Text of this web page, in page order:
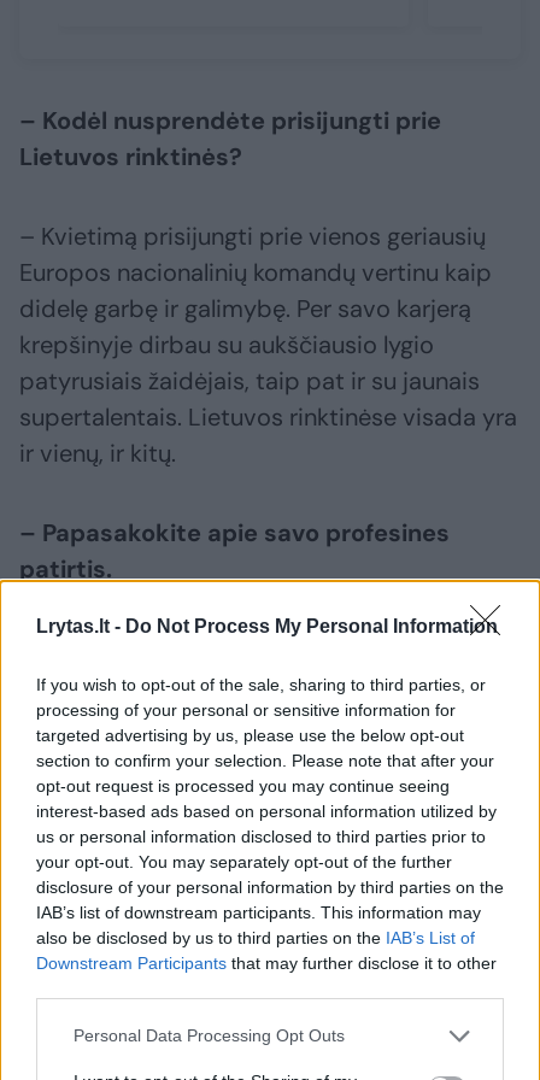
Lrytas.lt - Do Not Process My Personal Information
If you wish to opt-out of the sale, sharing to third parties, or
processing of your personal or sensitive information for
targeted advertising by us, please use the below opt-out
section to confirm your selection. Please note that after your
opt-out request is processed you may continue seeing
interest-based ads based on personal information utilized by
us or personal information disclosed to third parties prior to
your opt-out. You may separately opt-out of the further
disclosure of your personal information by third parties on the
IAB’s list of downstream participants. This information may
also be disclosed by us to third parties on the IAB’s List of
Downstream Participants that may further disclose it to other
Personal Data Processing Opt Outs
– Kodėl nusprendėte prisijungti prie
Lietuvos rinktinės?
– Kvietimą prisijungti prie vienos geriausių
Europos nacionalinių komandų vertinu kaip
didelę garbę ir galimybę. Per savo karjerą
krepšinyje dirbau su aukščiausio lygio
patyrusiais žaidėjais, taip pat ir su jaunais
supertalentais. Lietuvos rinktinėse visada yra
ir vienų, ir kitų.
– Papasakokite apie savo profesines
patirtis.
galėčiau kalbėti visą dieną, bet tiek laiko
neturime. Paminėsiu, jog 11 metų praleidau
NBA klubuose. Dvejus metus praleidau
Dalase, šešerius Milvokyje, trejus – Orlande.
Teko padirbėti NBA D lygos bei NCAA
komandų vyriausiuoju treneriu. Pamenu,
„Mavericks“ klubas mane pasamdė įgūdžių
vystymo treneriu, kai po mainų NBA naujokų
biržoje gavo kažkokį jauną vokietį vardu